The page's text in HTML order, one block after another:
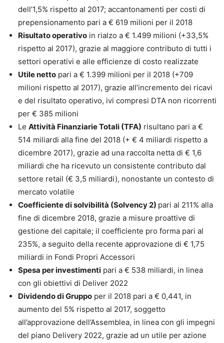
dell’1,5% rispetto al 2017; accantonamenti per costi di
prepensionamento pari a € 619 milioni per il 2018
Risultato operativo in rialzo a € 1.499 milioni (+33,5%
rispetto al 2017), grazie al maggiore contributo di tutti i
settori operativi e alle efficienze di costo realizzate
Utile netto pari a € 1.399 milioni per il 2018 (+709
milioni rispetto al 2017), grazie all’incremento dei ricavi
e del risultato operativo, ivi compresi DTA non ricorrenti
per € 385 milioni
Le Attività Finanziarie Totali (TFA) risultano pari a €
514 miliardi alla fine del 2018 (+ € 4 miliardi rispetto a
dicembre 2017), grazie ad una raccolta netta di € 1,6
miliardi che ha ricevuto un consistente contributo dal
settore retail (€ 3,5 miliardi), nonostante un contesto di
mercato volatile
Coefficiente di solvibilità (Solvency 2) pari al 211% alla
fine di dicembre 2018, grazie a misure proattive di
gestione del capitale; il coefficiente pro forma pari al
235%, a seguito della recente approvazione di € 1,75
miliardi in Fondi Propri Accessori
Spesa per investimenti pari a € 538 miliardi, in linea
con gli obiettivi di Deliver 2022
Dividendo di Gruppo per il 2018 pari a € 0,441, in
aumento del 5% rispetto al 2017, soggetto
all’approvazione dell’Assemblea, in linea con gli impegni
del piano Delivery 2022, grazie ad un utile per azione